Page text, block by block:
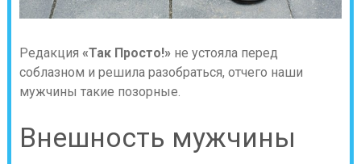
Редакция «Так Просто!»не устояла перед
соблазном и решила разобраться, отчего наши
мужчины такие позорные.
Внешность мужчины